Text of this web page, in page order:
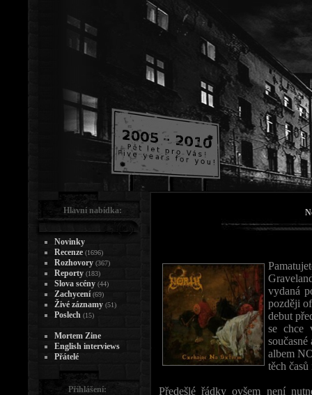
vydaná
později
debut
se chce
albem
těch
Předešlé řádky ovšem není
Hlavní nabídka:
Novinky
Recenze (1696)
Rozhovory (367)
Reporty (183)
Slova scény (44)
Zachycení (69)
Živé záznamy (51)
Poslech (15)
Mortem Zine
English interviews
Přátelé
Přihlášení: